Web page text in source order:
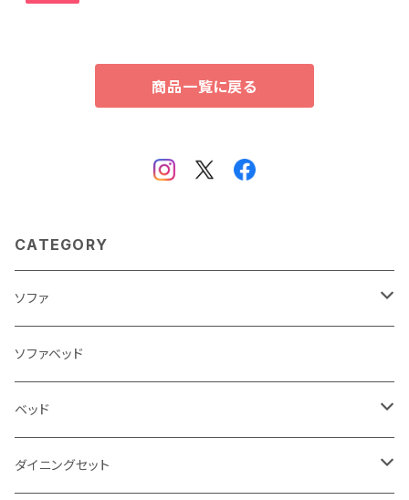
商品一覧に戻る
CATEGORY
ソファ
3人掛け
2.5人掛け
2人掛け
ソファベッド
ベッド
シングルサイズ以下（フレームのみ）
ダイニングセット